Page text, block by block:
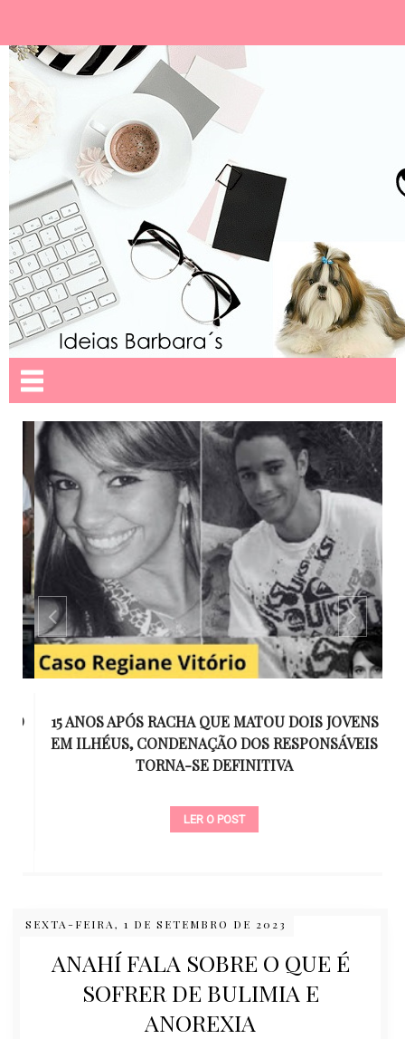
15 ANOS APÓS RACHA QUE MATOU DOIS JOVENS
EM ILHÉUS, CONDENAÇÃO DOS RESPONSÁVEIS
TORNA-SE DEFINITIVA
LER O POST
SEXTA-FEIRA, 1 DE SETEMBRO DE 2023
ANAHÍ FALA SOBRE O QUE É
SOFRER DE BULIMIA E
ANOREXIA